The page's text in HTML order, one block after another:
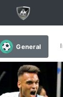
General